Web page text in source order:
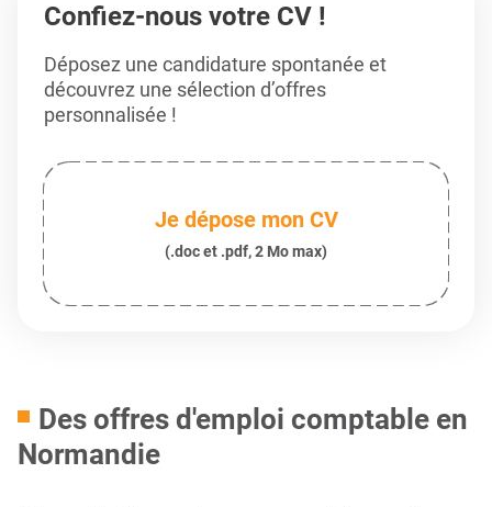
Confiez-nous votre CV !
Déposez une candidature spontanée et
découvrez une sélection d’offres
personnalisée !
Je dépose mon CV
(.doc et .pdf, 2 Mo max)
Des offres d'emploi comptable en
Normandie